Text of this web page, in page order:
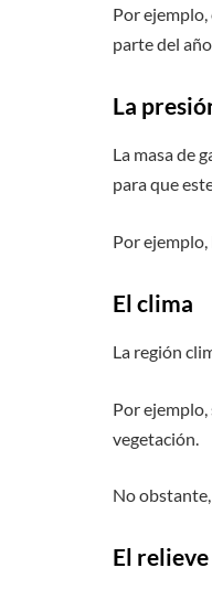
Por ejemplo,
parte del
La
La masa de
para que
Por
El clima
La región
Por
vegetación.
No
El relieve